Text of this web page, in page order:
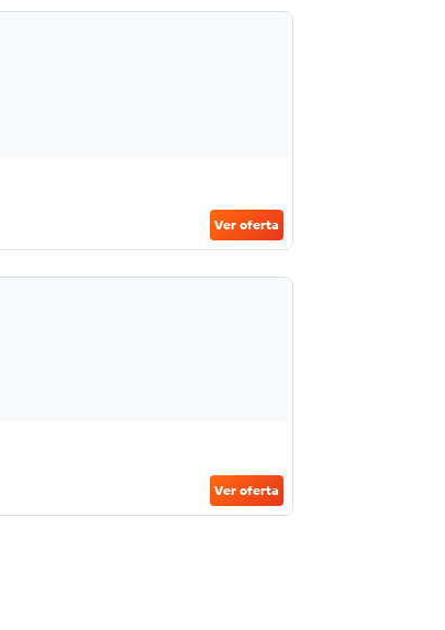
Ver oferta
Ver oferta